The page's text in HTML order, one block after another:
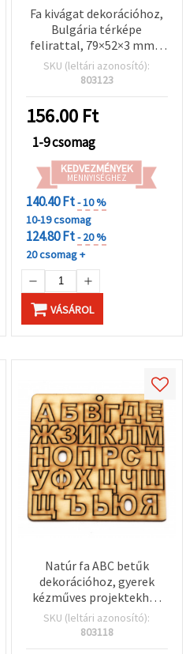
Fa kivágat dekorációhoz,
Bulgária térképe
felirattal, 79×52×3 mm –
2 db
SKU (leltári azonosító):
803123
156.00 Ft
1-9 csomag
KEDVEZMÉNYEK
MENNYISÉGHEZ
140.40 Ft- 10 %
10-19 csomag
124.80 Ft- 20 %
20 csomag +
VÁSÁROL
Natúr fa ABC betűk
dekorációhoz, gyerek
kézműves projektekhez
és papír-írószerhez,
25x15–23x3 mm
SKU (leltári azonosító):
803118